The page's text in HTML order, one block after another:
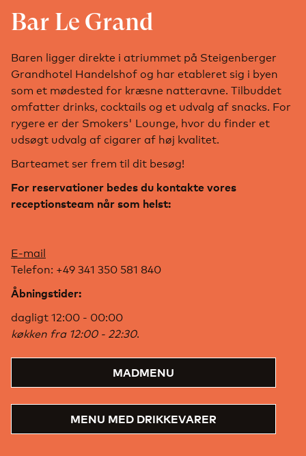
Bar Le Grand
Baren ligger direkte i atriummet på Steigenberger
Grandhotel Handelshof og har etableret sig i byen
som et mødested for kræsne natteravne. Tilbuddet
omfatter drinks, cocktails og et udvalg af snacks. For
rygere er der Smokers' Lounge, hvor du finder et
udsøgt udvalg af cigarer af høj kvalitet.
Barteamet ser frem til dit besøg!
For reservationer bedes du kontakte vores
receptionsteam når som helst:
E-mail
Telefon: +49 341 350 581 840
Åbningstider:
dagligt 12:00 - 00:00
køkken fra 12:00 - 22:30.
MADMENU
MENU MED DRIKKEVARER